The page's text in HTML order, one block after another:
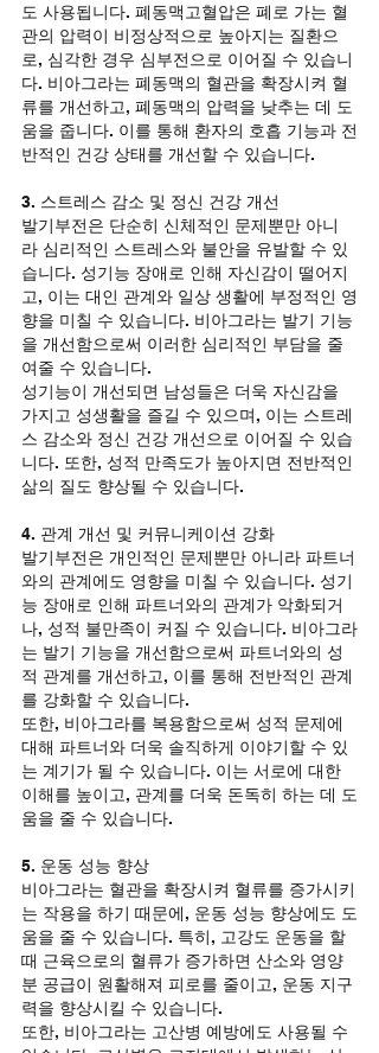
도 사용됩니다. 폐동맥고혈압은 폐로 가는 혈
관의 압력이 비정상적으로 높아지는 질환으
로, 심각한 경우 심부전으로 이어질 수 있습니
다. 비아그라는 폐동맥의 혈관을 확장시켜 혈
류를 개선하고, 폐동맥의 압력을 낮추는 데 도
움을 줍니다. 이를 통해 환자의 호흡 기능과 전
반적인 건강 상태를 개선할 수 있습니다.
3. 스트레스 감소 및 정신 건강 개선
발기부전은 단순히 신체적인 문제뿐만 아니
라 심리적인 스트레스와 불안을 유발할 수 있
습니다. 성기능 장애로 인해 자신감이 떨어지
고, 이는 대인 관계와 일상 생활에 부정적인 영
향을 미칠 수 있습니다. 비아그라는 발기 기능
을 개선함으로써 이러한 심리적인 부담을 줄
여줄 수 있습니다.
성기능이 개선되면 남성들은 더욱 자신감을
가지고 성생활을 즐길 수 있으며, 이는 스트레
스 감소와 정신 건강 개선으로 이어질 수 있습
니다. 또한, 성적 만족도가 높아지면 전반적인
삶의 질도 향상될 수 있습니다.
4. 관계 개선 및 커뮤니케이션 강화
발기부전은 개인적인 문제뿐만 아니라 파트너
와의 관계에도 영향을 미칠 수 있습니다. 성기
능 장애로 인해 파트너와의 관계가 악화되거
나, 성적 불만족이 커질 수 있습니다. 비아그라
는 발기 기능을 개선함으로써 파트너와의 성
적 관계를 개선하고, 이를 통해 전반적인 관계
를 강화할 수 있습니다.
또한, 비아그라를 복용함으로써 성적 문제에
대해 파트너와 더욱 솔직하게 이야기할 수 있
는 계기가 될 수 있습니다. 이는 서로에 대한
이해를 높이고, 관계를 더욱 돈독히 하는 데 도
움을 줄 수 있습니다.
5. 운동 성능 향상
비아그라는 혈관을 확장시켜 혈류를 증가시키
는 작용을 하기 때문에, 운동 성능 향상에도 도
움을 줄 수 있습니다. 특히, 고강도 운동을 할
때 근육으로의 혈류가 증가하면 산소와 영양
분 공급이 원활해져 피로를 줄이고, 운동 지구
력을 향상시킬 수 있습니다.
또한, 비아그라는 고산병 예방에도 사용될 수